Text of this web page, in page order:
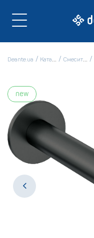
Deante.ua Каталог Смесители
new